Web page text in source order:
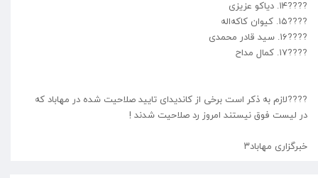
????۱۴. دیاکو عزیزی
????۱۵. کیوان کاکه‌اله
????۱۶. سید قادر محمدی
????۱۷. کمال مداح
????لازم به ذکر است برخی از کاندیدای تایید صلاحیت شده در مهاباد که
در لیست فوق نیستند امروز رد صلاحیت شدند !
خبرگزاری مهاباد۳